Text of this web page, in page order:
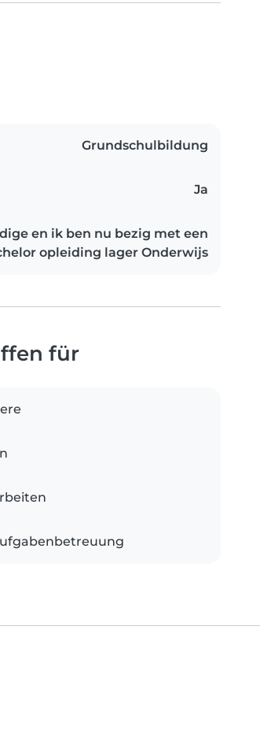
Grundschulbildung
Ja
en ik ben nu bezig met een
opleiding lager Onderwijs
für